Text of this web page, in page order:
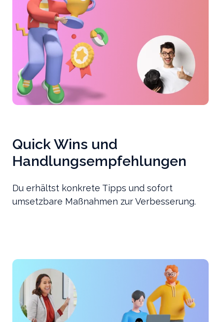
Quick Wins und
Handlungsempfehlungen
Du erhältst konkrete Tipps und sofort
umsetzbare Maßnahmen zur Verbesserung.